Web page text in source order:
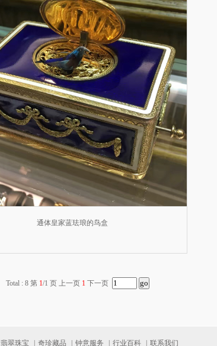
通体皇家蓝珐琅的鸟盒
Total : 8 第 1/1 页 上一页 1 下一页
翡翠珠宝 奇珍藏品 钟意服务 行业百科 联系我们